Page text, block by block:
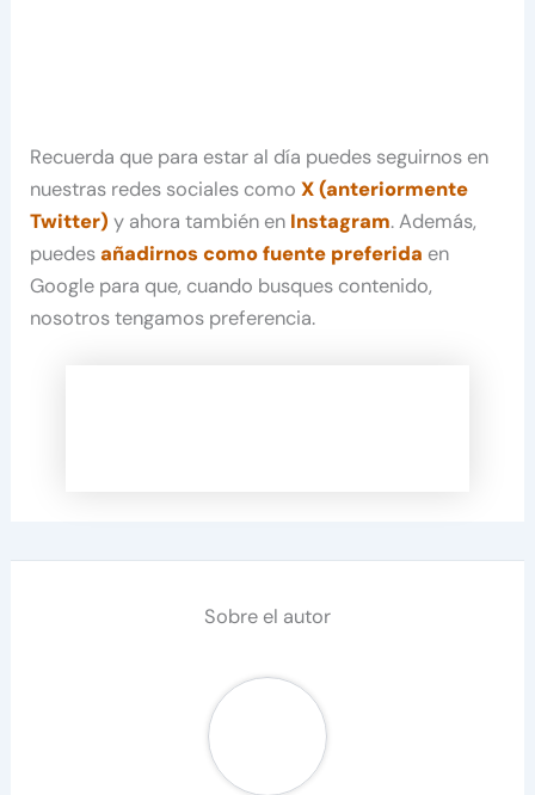
Recuerda que para estar al día puedes seguirnos en
nuestras redes sociales comoX (anteriormente
Twitter) y ahora también en Instagram. Además,
puedesañadirnos como fuente preferida en
Google para que, cuando busques contenido,
nosotros tengamos preferencia.
Sobre el autor